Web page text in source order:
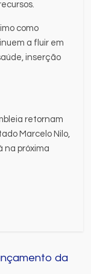
como
a fluir em
inserção
retornam
Marcelo Nilo,
na próxima
da